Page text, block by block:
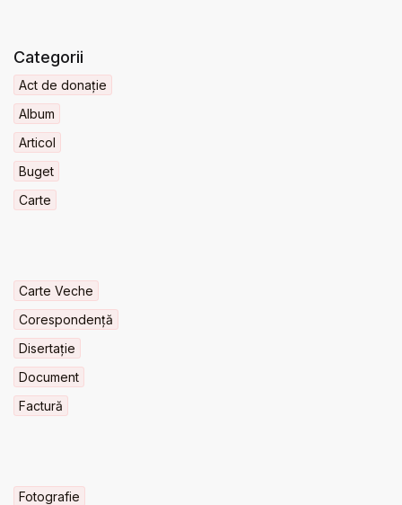
Categorii
Act de donație
Album
Articol
Buget
Carte
Carte Veche
Corespondență
Disertație
Document
Factură
Fotografie